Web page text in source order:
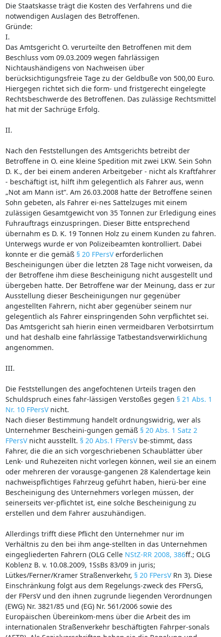
Die Staatskasse trägt die Kosten des Verfahrens und die
notwendigen Auslagen des Betroffenen.
Gründe:
I.
Das Amtsgericht O. verurteilte den Betroffenen mit dem
Beschluss vom 09.03.2009 wegen fahrlässigen
Nichtaushändigens von Nachweisen über
berücksichtigungsfreie Tage zu der Geldbuße von 500,00 Euro.
Hiergegen richtet sich die form- und fristgerecht eingelegte
Rechtsbeschwerde des Betroffenen. Das zulässige Rechtsmittel
hat mit der Sachrüge Erfolg.
II.
Nach den Feststellungen des Amtsgerichts betreibt der
Betroffene in O. eine kleine Spedition mit zwei LKW. Sein Sohn
D. K., der bei einem anderen Arbeitgeber - nicht als Kraftfahrer
- beschäftigt ist, hilft ihm gelegentlich als Fahrer aus, wenn
„Not am Mann ist“. Am 26.03.2008 hatte der Betroffene seinen
Sohn gebeten, als Fahrer ei-nes Sattelzuges mit einem
zulässigen Gesamtgewicht von 35 Tonnen zur Erledigung eines
Fuhrauftrags einzuspringen. Dieser Bitte entsprechend
übernahm es D. K. 19 Tonnen Holz zu einem Kunden zu fahren.
Unterwegs wurde er von Polizeibeamten kontrolliert. Dabei
konnte er die gemäß § 20 FPersVerforderlichen
Bescheinigungen über die letzten 28 Tage nicht vorweisen, da
der Betroffene ihm diese Bescheinigung nicht ausgestellt und
übergeben hatte. Der Betroffene war der Meinung, dass er zur
Ausstellung dieser Bescheinigungen nur gegenüber
angestellten Fahrern, nicht aber gegenüber seinem nur
gelegentlich als Fahrer einspringenden Sohn verpflichtet sei.
Das Amtsgericht sah hierin einen vermeidbaren Verbotsirrtum
und hat deshalb eine fahrlässige Tatbestandsverwirklichung
angenommen.
III.
Die Feststellungen des angefochtenen Urteils tragen den
Schuldspruch eines fahr-lässigen Verstoßes gegen § 21 Abs. 1
Nr. 10 FPersVnicht.
Nach dieser Bestimmung handelt ordnungswidrig, wer als
Unternehmer Bescheini-gungen gemäß § 20 Abs. 1 Satz 2
FPersVnicht ausstellt. § 20 Abs.1 FPersVbe-stimmt, dass
Fahrer, die die an sich vorgeschriebenen Schaublätter über
Lenk- und Ruhezeiten nicht vorlegen können, weil sie an einem
oder mehreren der vorausge-gangenen 28 Kalendertage kein
nachweispflichtiges Fahrzeug geführt haben, hierü-ber eine
Bescheinigung des Unternehmers vorlegen müssen, der
seinerseits ver-pflichtet ist, eine solche Bescheinigung zu
erstellen und dem Fahrer auszuhändigen.
Allerdings trifft diese Pflicht den Unternehmer nur im
Verhältnis zu den bei ihm ange-stellten in das Unternehmen
eingegliederten Fahrern (OLG Celle NStZ-RR 2008, 386ff.; OLG
Koblenz B. v. 10.08.2009, 1SsBs 83/09 in juris;
Lütkes/Ferner/Kramer Straßenverkehr, § 20 FPersVRn 3). Diese
Einschränkung folgt aus dem Regelungs-zweck des FPersG,
der FPersV und den ihnen zugrunde liegenden Verordnungen
(EWG) Nr. 3821/85 und (EG) Nr. 561/2006 sowie des
Europäischen Übereinkom-mens über die Arbeit des im
internationalen Straßenverkehr beschäftigten Fahrper-sonals